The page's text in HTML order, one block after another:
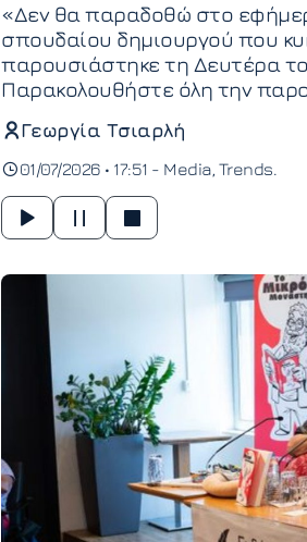
«Δεν θα παραδοθώ στο
σπουδαίου δημιουργού που
παρουσιάστηκε τη Δευτέρα
Παρακολουθήστε όλη την
Γεωργία Τσιαρλή
01/07/2026 • 17:51 - Media Trends